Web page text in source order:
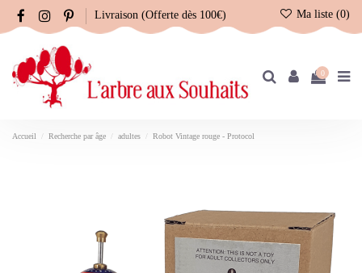
Livraison (Offerte dès 100€) Ma liste (0)
0
Accueil Recherche par âge adultes Robot Vintage rouge - Protocol